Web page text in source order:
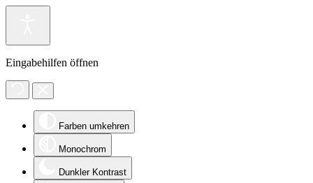
Eingabehilfen öffnen
Farben umkehren
Monochrom
Dunkler Kontrast